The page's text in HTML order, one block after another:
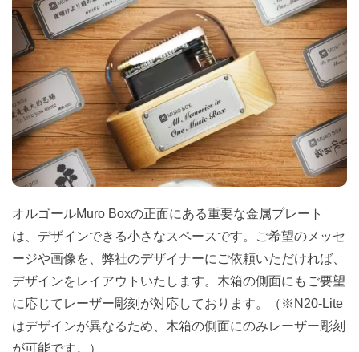
オルゴールMuro Boxの正面にある重要な金属プレート
は、デザインできる小さなスペースです。ご希望のメッセ
ージや画像を、弊社のデザイナーにご依頼いただければ、
デザインをレイアウトいたします。木箱の側面にもご要望
に応じてレーザー彫刻が対応しております。（※N20-Lite
はデザインが異なるため、木箱の側面にのみレーザー彫刻
が可能です。）